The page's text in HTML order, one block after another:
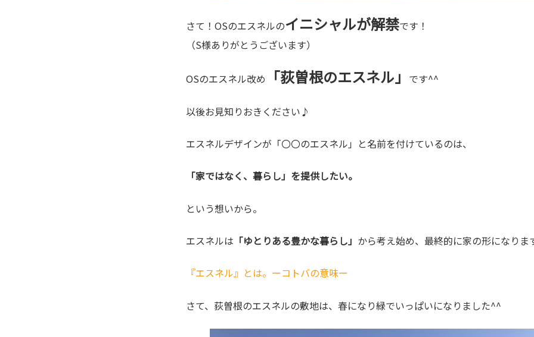
さて！OSのエスネルのイニシャルが解禁です！
（S様ありがとうございます）
OSのエスネル改め 「荻曽根のエスネル」 です^^
以後お見知りおきください♪
エスネルデザインが「〇〇のエスネル」と名前を付けているのは、
「家ではなく、暮らし」を提供したい。
という想いから。
エスネルは 「ゆとりある豊かな暮らし」 から考え始め、最終的に家の形になりま
『エスネル』とは。ーコトバの意味ー
さて、荻曽根のエスネルの敷地は、春になり緑でいっぱいになりました^^